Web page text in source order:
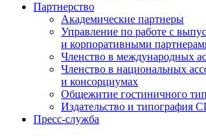
Партнерство
Академические партнеры
Управление по работе с
и корпоративными
Членство в международных
Членство в национальных
и консорциумах
Общежитие гостиничного
Издательство и типография
Пресс-служба